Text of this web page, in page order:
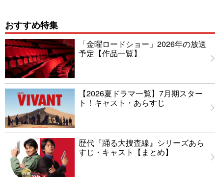
おすすめ特集
「金曜ロードショー」2026年の放送
予定【作品一覧】
【2026夏ドラマ一覧】7月期スター
ト！キャスト・あらすじ
歴代『踊る大捜査線』シリーズあら
すじ・キャスト【まとめ】